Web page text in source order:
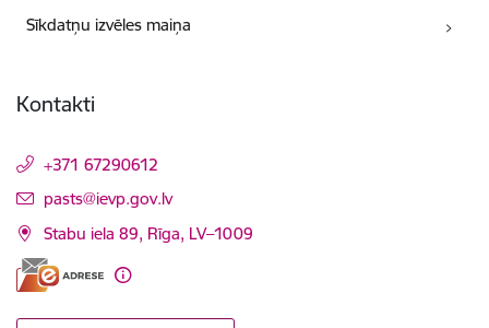
Sīkdatņu izvēles maiņa
Kontakti
+371 67290612
E-pasts:
pasts@ievp.gov.lv
Stabu iela 89, Rīga, LV–1009